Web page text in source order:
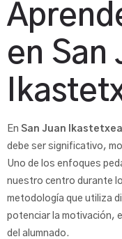
en San
En San Juan Ikastetxea
debe ser significativo,
Uno de los enfoques
nuestro centro durante
metodología que utiliza
potenciar la motivación,
del alumnado.